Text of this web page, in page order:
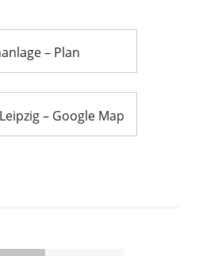
– Plan
– Google Map